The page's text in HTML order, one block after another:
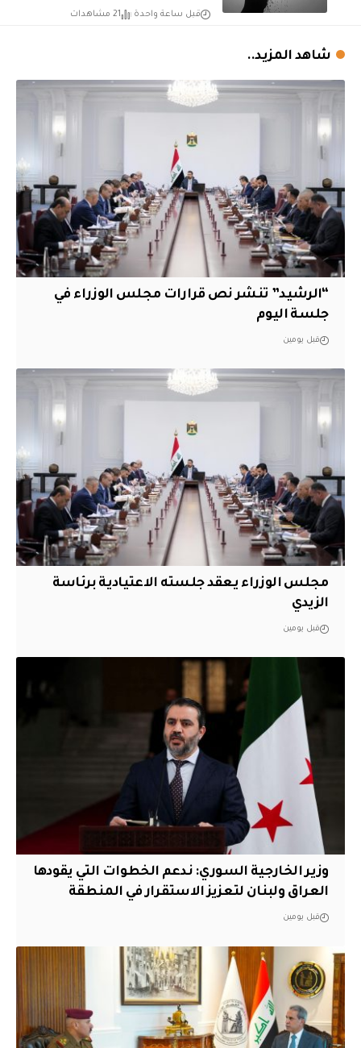
قبل ساعة واحدة 21 مشاهدات
شاهد المزيد..
“الرشيد” تنشر نص قرارات مجلس الوزراء في
جلسة اليوم
قبل يومين
مجلس الوزراء يعقد جلسته الاعتيادية برئاسة
الزيدي
قبل يومين
وزير الخارجية السوري: ندعم الخطوات التي يقودها
العراق ولبنان لتعزيز الاستقرار في المنطقة
قبل يومين